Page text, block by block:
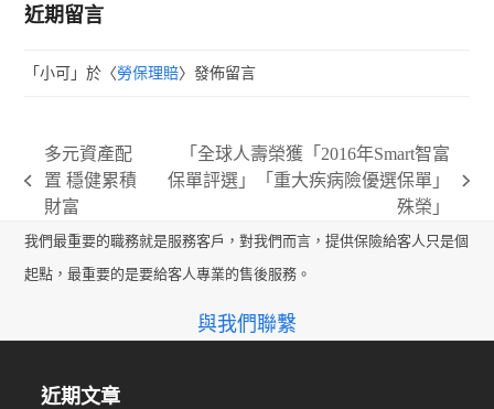
近期留言
「小可 」於〈勞保理賠〉發佈留言
previous
post:
多元資產配
置 穩健累積
財富
next
「全球人壽榮獲「2016年Smart智富
保單評選」「重大疾病險優選保單」
殊榮」
我們最重要的職務就是服務客戶，對我們而言，提供保險給客人只是個
起點，最重要的是要給客人專業的售後服務。
與我們聯繫
近期文章